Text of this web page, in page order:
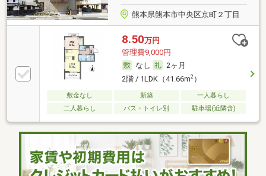
熊本県熊本市中央区京町２丁目
8.50万円
管理費9,000円
なし
2ヶ月
2階 / 1LDK（41.66m2）
敷金なし 新築
一人暮らし
二人暮らし
バス・トイレ別 駐車場(近隣含)